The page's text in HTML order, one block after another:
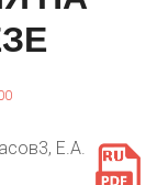
Е.А.